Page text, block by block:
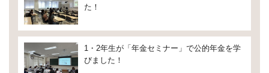
た！
1・2年生が「年金セミナー」で公的年金を学
びました！